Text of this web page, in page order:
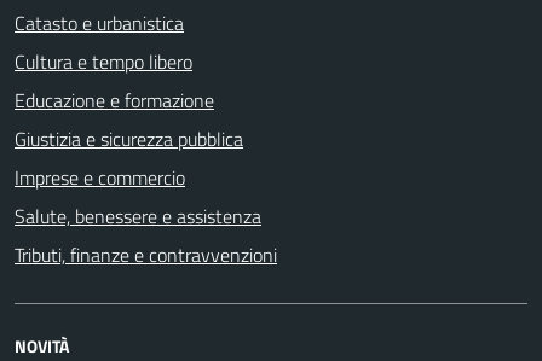
Catasto e urbanistica
Cultura e tempo libero
Educazione e formazione
Giustizia e sicurezza pubblica
Imprese e commercio
Salute, benessere e assistenza
Tributi, finanze e contravvenzioni
NOVITÀ